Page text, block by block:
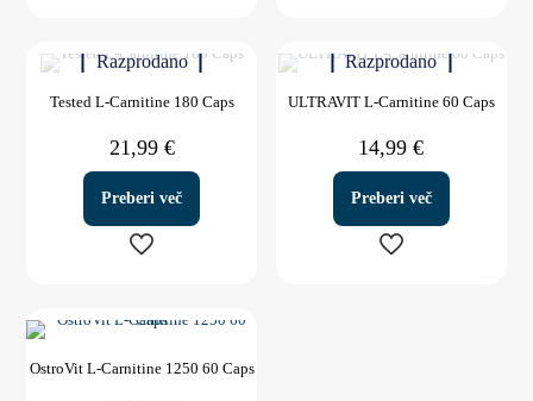
ima
različic.
lahko
izberete
na
izdelka
ima
različic.
lahko
izberete
na
izdelka
Razprodano
Tested L-Carnitine 180 Caps
21,99 €
Preberi več
Razprodano
ULTRAVIT L-Carnitine 60 Caps
14,99€
Preberi več
OstroVit L-Carnitine 1250 60 Caps